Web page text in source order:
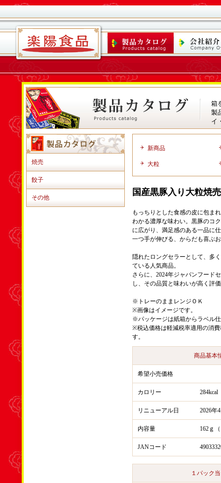
箱
製
イ
焼売
餃子
その他
新商品
大粒
国産黒豚入り大粒焼売
もっちりとした食感の皮に包ま
わかる濃厚な味わい。黒豚のコ
に広がり、満足感のある一品に
一つ手が伸びる、からだも喜ぶ
隠れたロングセラーとして、多
ている人気商品。
さらに、2024年ジャパンフード
し、その品質と味わいが高く評
※トレーのままレンジＯＫ
※画像はイメージです。
※パッケージは紙箱からラベル
※税込価格は軽減税率適用の消
す。
商品基本
希望小売価格
カロリー 284kcal
リニューアル日 2026
内容量 162ｇ
JANコード
１パック